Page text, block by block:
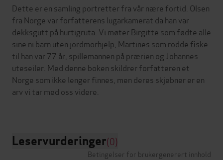
Dette er en samling portretter fra vår nære fortid. Olsen
fra Norge var forfatterens lugarkamerat da han var
dekksgutt på hurtigruta. Vi møter Birgitte som fødte alle
sine ni barn uten jordmorhjelp, Martines som rodde fiske
til han var 77 år, spillemannen på prærien og Johannes
uteseiler. Med denne boken skildrer forfatteren et
Norge som ikke lenger finnes, men deres skjebner er en
arv vi tar med oss videre.
Leservurderinger(0)
Betingelser for brukergenerert innhold